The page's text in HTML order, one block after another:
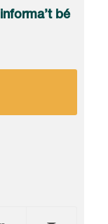
bé